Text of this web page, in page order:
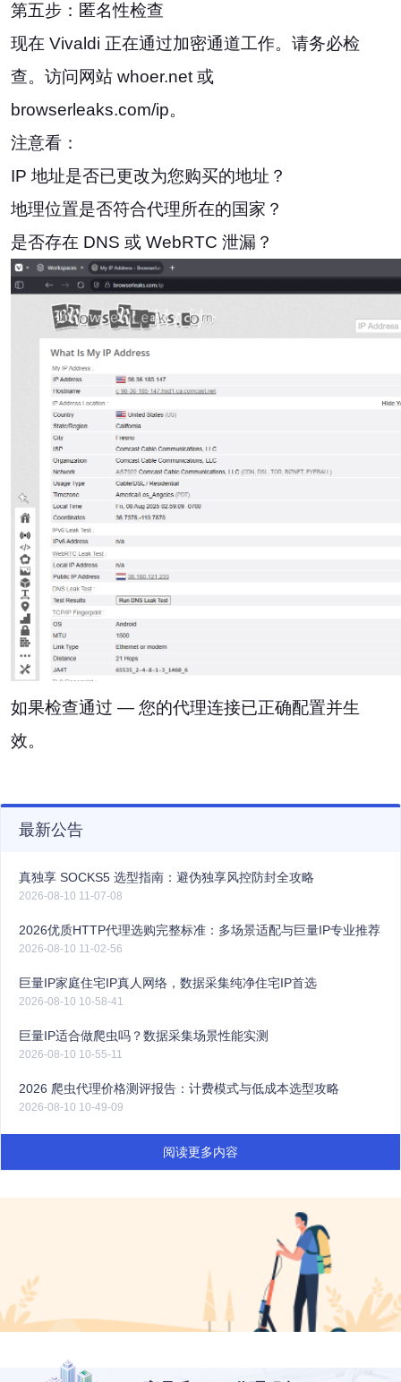
第五步：匿名性检查
现在 Vivaldi 正在通过加密通道工作。请务必检
查。访问网站 whoer.net 或
browserleaks.com/ip。
注意看：
IP 地址是否已更改为您购买的地址？
地理位置是否符合代理所在的国家？
是否存在 DNS 或 WebRTC 泄漏？
如果检查通过 — 您的代理连接已正确配置并生
效。
最新公告
真独享 SOCKS5 选型指南：避伪独享风控防封全攻略
2026-08-10 11-07-08
2026优质HTTP代理选购完整标准：多场景适配与巨量IP专业推荐
2026-08-10 11-02-56
巨量IP家庭住宅IP真人网络，数据采集纯净住宅IP首选
2026-08-10 10-58-41
巨量IP适合做爬虫吗？数据采集场景性能实测
2026-08-10 10-55-11
2026 爬虫代理价格测评报告：计费模式与低成本选型攻略
2026-08-10 10-49-09
阅读更多内容